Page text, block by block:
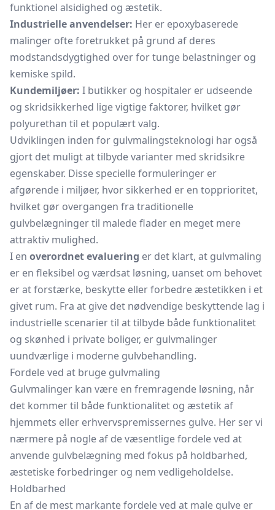
funktionel alsidighed og æstetik.
Industrielle anvendelser: Her er epoxybaserede
malinger ofte foretrukket på grund af deres
modstandsdygtighed over for tunge belastninger og
kemiske spild.
Kundemiljøer: I butikker og hospitaler er udseende
og skridsikkerhed lige vigtige faktorer, hvilket gør
polyurethan til et populært valg.
Udviklingen inden for gulvmalingsteknologi har også
gjort det muligt at tilbyde varianter med skridsikre
egenskaber. Disse specielle formuleringer er
afgørende i miljøer, hvor sikkerhed er en topprioritet,
hvilket gør overgangen fra traditionelle
gulvbelægninger til malede flader en meget mere
attraktiv mulighed.
I en overordnet evaluering er det klart, at gulvmaling
er en fleksibel og værdsat løsning, uanset om behovet
er at forstærke, beskytte eller forbedre æstetikken i et
givet rum. Fra at give det nødvendige beskyttende lag i
industrielle scenarier til at tilbyde både funktionalitet
og skønhed i private boliger, er gulvmalinger
uundværlige i moderne gulvbehandling.
Fordele ved at bruge gulvmaling
Gulvmalinger kan være en fremragende løsning, når
det kommer til både funktionalitet og æstetik af
hjemmets eller erhvervspremissernes gulve. Her ser vi
nærmere på nogle af de væsentlige fordele ved at
anvende gulvbelægning med fokus på holdbarhed,
æstetiske forbedringer og nem vedligeholdelse.
Holdbarhed
En af de mest markante fordele ved at male gulve er